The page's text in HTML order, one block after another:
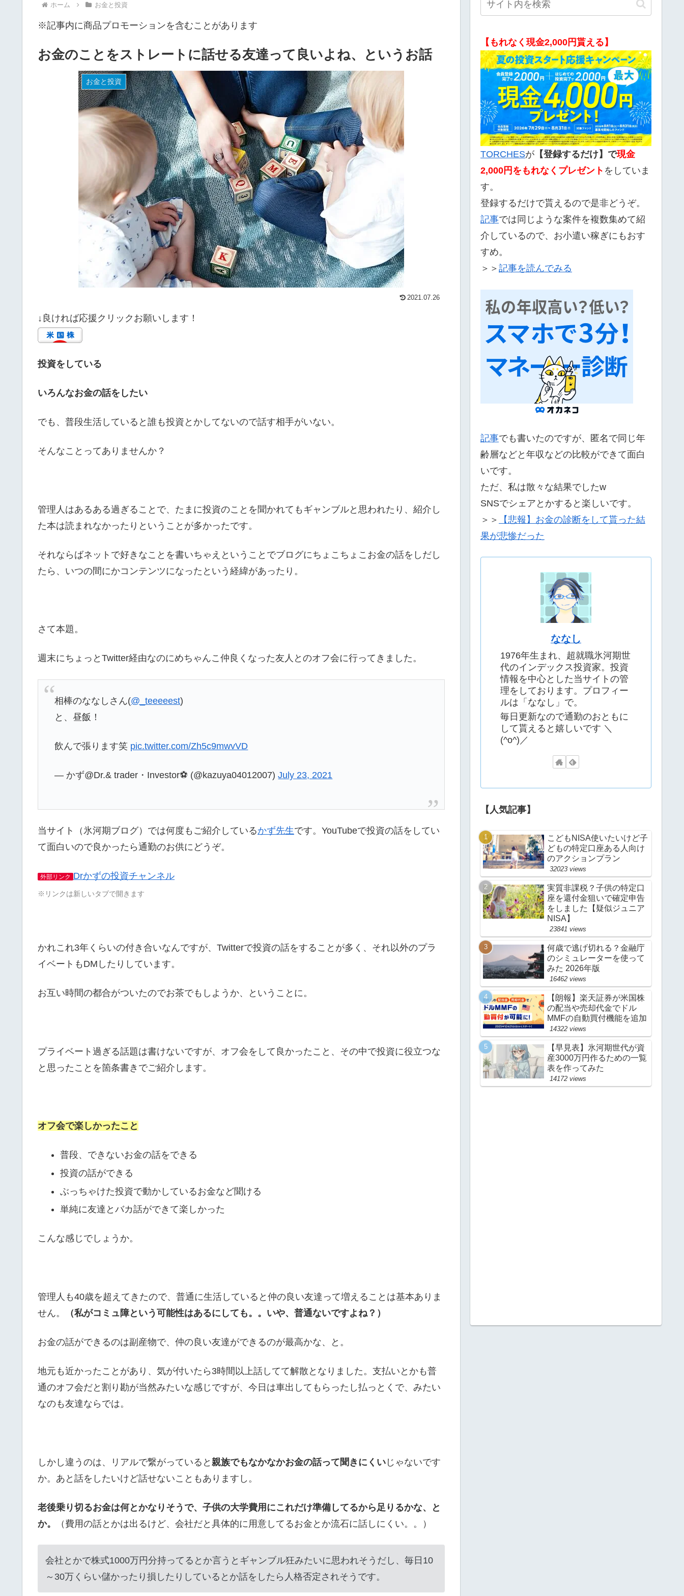
ホーム お金と投資
※記事内に商品プロモーションを含むことがあります
お金のことをストレートに話せる友達って良いよね、というお話
お金と投資
2021.07.26
↓良ければ応援クリックお願いします！
投資をしている
いろんなお金の話をしたい
でも、普段生活していると誰も投資とかしてないので話す相手がいない。
そんなことってありませんか？
管理人はあるある過ぎることで、たまに投資のことを聞かれてもギャンブルと思われたり、紹介し
た本は読まれなかったりということが多かったです。
それならばネットで好きなことを書いちゃえということでブログにちょこちょこお金の話をしだし
たら、いつの間にかコンテンツになったという経緯があったり。
さて本題。
週末にちょっとTwitter経由なのにめちゃんこ仲良くなった友人とのオフ会に行ってきました。
相棒のななしさん(@_teeeeest)
と、昼飯！
飲んで張ります笑 pic.twitter.com/Zh5c9mwvVD
— かず@Dr.& trader・Investor⚽ (@kazuya04012007)July 23, 2021
当サイト（氷河期ブログ）では何度もご紹介しているかず先生です。YouTubeで投資の話をしてい
て面白いので良かったら通勤のお供にどうぞ。
外部リンク Drかずの投資チャンネル
※リンクは新しいタブで開きます
かれこれ3年くらいの付き合いなんですが、Twitterで投資の話をすることが多く、それ以外のプラ
イベートもDMしたりしています。
お互い時間の都合がついたのでお茶でもしようか、ということに。
プライベート過ぎる話題は書けないですが、オフ会をして良かったこと、その中で投資に役立つな
と思ったことを箇条書きでご紹介します。
オフ会で楽しかったこと
普段、できないお金の話をできる
投資の話ができる
ぶっちゃけた投資で動かしているお金など聞ける
単純に友達とバカ話ができて楽しかった
こんな感じでしょうか。
管理人も40歳を超えてきたので、普通に生活していると仲の良い友達って増えることは基本ありま
せん。
（私がコミュ障という可能性はあるにしても。。いや、普通ないですよね？）
お金の話ができるのは副産物で、仲の良い友達ができるのが最高かな、と。
地元も近かったことがあり、気が付いたら3時間以上話してて解散となりました。支払いとかも普
通のオフ会だと割り勘が当然みたいな感じですが、今日は車出してもらったし払っとくで、みたい
なのも友達ならでは。
しかし違うのは、リアルで繋がっていると 親族でもなかなかお金の話って聞きにくい じゃないです
か。あと話をしたいけど話せないこともありますし。
老後乗り切るお金は何とかなりそうで、子供の大学費用にこれだけ準備してるから足りるかな、と
か。
（費用の話とかは出るけど、会社だと具体的に用意してるお金とか流石に話しにくい。。）
会社とかで株式1000万円分持ってるとか言うとギャンブル狂みたいに思われそうだし、毎日10
～30万くらい儲かったり損したりしているとか話をしたら人格否定されそうです。
【もれなく現金2,000円貰える】
TORCHESが 【登録するだけ】で現金
2,000 円をもれなくプレゼント をしていま
す。
登録するだけで貰えるので是非どうぞ。
記事では同じような案件を複数集めて紹
介しているので、お小遣い稼ぎにもおす
すめ。
＞＞ 記事を読んでみる
記事でも書いたのですが、匿名で同じ年
齢層などと年収などの比較ができて面白
いです。
ただ、私は散々な結果でしたw
SNSでシェアとかすると楽しいです。
＞＞
【悲報】お金の診断をして貰った結
果が悲惨だった
ななし
1976年生まれ、超就職氷河期世
代のインデックス投資家。投資
情報を中心とした当サイトの管
理をしております。プロフィー
ルは「ななし」で。
毎日更新なので通勤のおともに
して貰えると嬉しいです ＼
(^o^)／
【人気記事】
こどもNISA使いたいけど子
どもの特定口座ある人向け
のアクションプラン
32023 views
実質非課税？子供の特定口
座を還付金狙いで確定申告
をしました【疑似ジュニア
NISA】
23841 views
何歳で逃げ切れる？金融庁
のシミュレーターを使って
みた 2026年版
16462 views
【朗報】楽天証券が米国株
の配当や売却代金でドル
MMFの自動買付機能を追加
14322 views
【早見表】氷河期世代が資
産3000万円作るための一覧
表を作ってみた
14172 views